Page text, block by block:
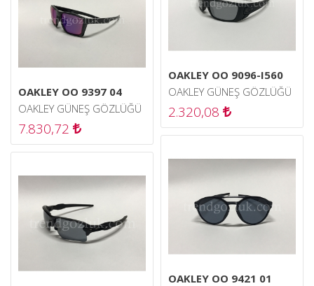
OAKLEY OO 9096-I560
OAKLEY GÜNEŞ GÖZLÜĞÜ
2.320,08
OAKLEY OO 9397 04
OAKLEY GÜNEŞ GÖZLÜĞÜ
7.830,72
OAKLEY OO 9421 01